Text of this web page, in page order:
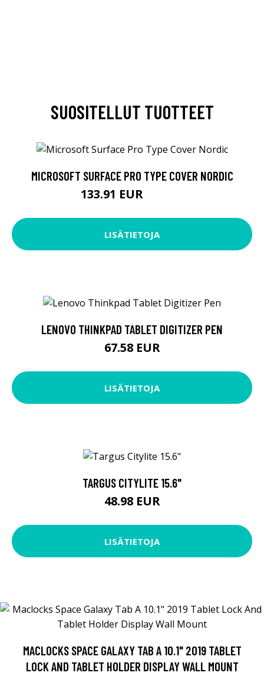
SUOSITELLUT TUOTTEET
MICROSOFT SURFACE PRO TYPE COVER NORDIC
133.91 EUR
LISÄTIETOJA
LENOVO THINKPAD TABLET DIGITIZER PEN
67.58 EUR
LISÄTIETOJA
TARGUS CITYLITE 15.6"
48.98 EUR
LISÄTIETOJA
MACLOCKS SPACE GALAXY TAB A 10.1" 2019 TABLET
LOCK AND TABLET HOLDER DISPLAY WALL MOUNT